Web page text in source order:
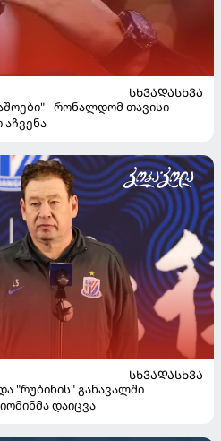
ᲡᲮᲕᲐᲓᲐᲡᲮᲕᲐ
- რონალდომ თავისი
აჩვენა
ᲡᲮᲕᲐᲓᲐᲡᲮᲕᲐ
"რუბინის" განავალში
დაიცვა